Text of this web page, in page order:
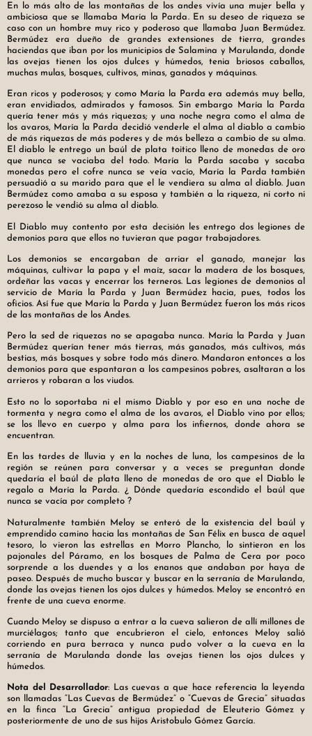
En lo más alto de las montañas de los andes vivía una mujer bella y
ambiciosa que se llamaba María la Parda. En su deseo de riqueza se
caso con un hombre muy rico y poderoso que llamaba Juan Bermúdez.
Bermúdez era dueño de grandes extensiones de tierra, grandes
haciendas que iban por los municipios de Salamina y Marulanda, donde
las ovejas tienen los ojos dulces y húmedos, tenia briosos caballos,
muchas mulas, bosques, cultivos, minas, ganados y máquinas.
Eran ricos y poderosos; y como María la Parda era además muy bella,
eran envidiados, admirados y famosos. Sin embargo María la Parda
quería tener más y más riquezas; y una noche negra como el alma de
los avaros, María la Parda decidió venderle el alma al diablo a cambio
de más riquezas de más poderes y de más belleza a cambio de su alma.
El diablo le entrego un baúl de plata toitico lleno de monedas de oro
que nunca se vaciaba del todo. María la Parda sacaba y sacaba
monedas pero el cofre nunca se veía vacío, María la Parda también
persuadió a su marido para que el le vendiera su alma al diablo. Juan
Bermúdez como amaba a su esposa y también a la riqueza, ni corto ni
perezoso le vendió su alma al diablo.
El Diablo muy contento por esta decisión les entrego dos legiones de
demonios para que ellos no tuvieran que pagar trabajadores.
Los demonios se encargaban de arriar el ganado, manejar las
máquinas, cultivar la papa y el maíz, sacar la madera de los bosques,
ordeñar las vacas y encerrar los terneros. Las legiones de demonios al
servicio de María la Parda y Juan Bermúdez hacia, pues, todos los
oficios. Así fue que María la Parda y Juan Bermúdez fueron los más ricos
de las montañas de los Andes.
Pero la sed de riquezas no se apagaba nunca. María la Parda y Juan
Bermúdez querían tener más tierras, más ganados, más cultivos, más
bestias, más bosques y sobre todo más dinero. Mandaron entonces a los
demonios para que espantaran a los campesinos pobres, asaltaran a los
arrieros y robaran a los viudos.
Esto no lo soportaba ni el mismo Diablo y por eso en una noche de
tormenta y negra como el alma de los avaros, el Diablo vino por ellos;
se los llevo en cuerpo y alma para los infiernos, donde ahora se
encuentran.
En las tardes de lluvia y en la noches de luna, los campesinos de la
región se reúnen para conversar y a veces se preguntan donde
quedaría el baúl de plata lleno de monedas de oro que el Diablo le
regalo a María la Parda. ¿ Dónde quedaría escondido el baúl que
nunca se vacía por completo ?
Naturalmente también Meloy se enteró de la existencia del baúl y
emprendido camino hacia las montañas de San Félix en busca de aquel
tesoro, lo vieron las estrellas en Morro Plancho, lo sintieron en los
pajonales del Páramo, en los bosques de Palma de Cera por poco
sorprende a los duendes y a los enanos que andaban por haya de
paseo. Después de mucho buscar y buscar en la serranía de Marulanda,
donde las ovejas tienen los ojos dulces y húmedos. Meloy se encontró en
frente de una cueva enorme.
Cuando Meloy se dispuso a entrar a la cueva salieron de allí millones de
murciélagos; tanto que encubrieron el cielo, entonces Meloy salió
corriendo en pura berraca y nunca pudo volver a la cueva en la
serranía de Marulanda donde las ovejas tienen los ojos dulces y
húmedos.
Nota del Desarrollador: Las cuevas a que hace referencia la leyenda
son llamadas “Las Cuevas de Bermúdez” o “Cuevas de Grecia” situadas
en la finca “La Grecia” antigua propiedad de Eleuterio Gómez y
posteriormente de uno de sus hijos Aristobulo Gómez García.